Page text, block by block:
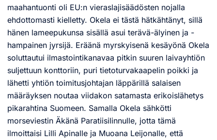
maahantuonti oli EU:n vieraslajisäädösten nojalla
ehdottomasti kielletty. Okela ei tästä hätkähtänyt, sillä
hänen lameepukunsa sisällä asui terävä-älyinen ja -
hampainen jyrsijä. Eräänä myrskyisenä kesäyönä Okela
soluttautui ilmastointikanavaa pitkin suuren laivayhtiön
suljettuun konttoriin, puri tietoturvakaapelin poikki ja
lähetti yhtiön toimitusjohtajan läppärillä salaisen
määräyksen noutaa viidakon satamasta erikoislähetys
pikarahtina Suomeen. Samalla Okela sähkötti
morseviestin Äkänä Paratiisilinnulle, jotta tämä
ilmoittaisi Lilli Apinalle ja Muoana Leijonalle, että